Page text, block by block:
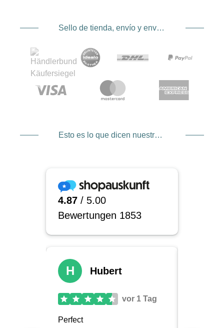
Sello de tienda, envío y envío. Proveedor de servicios de pago
Esto es lo que dicen nuestros clientes